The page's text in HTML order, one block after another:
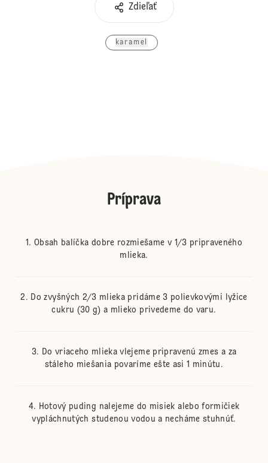
Zdieľať
karamel
Príprava
Obsah balíčka dobre rozmiešame v 1/3 pripraveného
mlieka.
Do zvyšných 2/3 mlieka pridáme 3 polievkovými lyžice
cukru (30 g) a mlieko privedeme do varu.
Do vriaceho mlieka vlejeme pripravenú zmes a za
stáleho miešania povaríme ešte asi 1 minútu.
Hotový puding nalejeme do misiek alebo formičiek
vypláchnutých studenou vodou a necháme stuhnúť.